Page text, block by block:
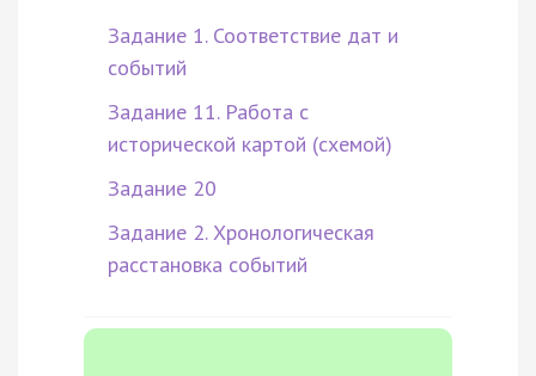
Задание 1. Соответствие дат и
событий
Задание 11. Работа с
исторической картой (схемой)
Задание 20
Задание 2. Хронологическая
расстановка событий